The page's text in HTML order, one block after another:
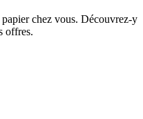
chez vous. Découvrez-y
offres.